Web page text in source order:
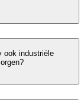
ook industriële